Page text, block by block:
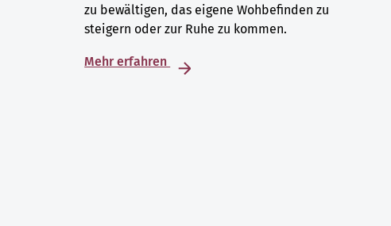
zu bewältigen, das eigene Wohbefinden zu
steigern oder zur Ruhe zu kommen.
Mehr erfahren